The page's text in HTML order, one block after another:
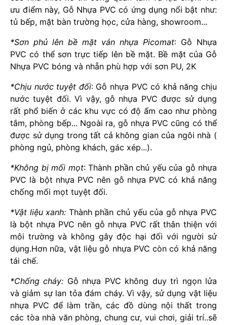
ưu điểm này, Gỗ Nhựa PVC có ứng dụng nổi bật như:
tủ bếp, mặt bàn trường học, cửa hàng, showroom...
*Sơn phủ lên bề mặt ván nhựa Picomat: Gỗ Nhựa
PVC có thể sơn trực tiếp lên bề mặt. Bề mặt của Gỗ
Nhựa PVC bóng và nhẵn phù hợp với sơn PU, 2K
*Chịu nước tuyệt đối: Gỗ nhựa PVC có khả năng chịu
nước tuyệt đối. Vì vậy, gỗ nhựa PVC được sử dụng
rất phổ biến ở các khu vực có độ ẩm cao như phòng
tắm, phòng bếp... Ngoài ra, gỗ nhựa PVC cũng có thể
được sử dụng trong tất cả không gian của ngôi nhà (
phòng ngủ, phòng khách, gác xép...).
*Không bị mối mọt: Thành phần chủ yếu của gỗ nhựa
PVC là bột nhựa PVC nên gỗ nhựa PVC có khả năng
chống mối mọt tuyệt đối.
*Vật liệu xanh: Thành phần chủ yếu của gỗ nhựa PVC
là bột nhựa PVC nên gỗ nhựa PVC rất thân thiện với
môi trường và không gây độc hại đối với người sử
dụng.Hơn nữa, vật liệu gỗ nhựa PVC còn có khả năng
tái chế.
*Chống cháy: Gỗ nhựa PVC không duy trì ngọn lửa
và giảm sự lan tỏa đám cháy. Vì vậy, sử dụng vật liệu
nhựa PVC để làm trần, các đồ dùng nội thất trong
các tòa nhà văn phòng, chung cư, vui chơi, giải trí..sẽ